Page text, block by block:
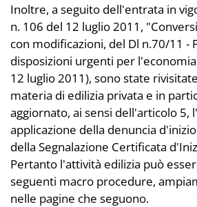
Inoltre, a seguito dell'entrata in
n. 106 del 12 luglio 2011,
con modificazioni, del Dl n.70/11 -
disposizioni urgenti per
12 luglio 2011), sono state
materia di edilizia privata e in
aggiornato, ai sensi dell'articolo 5,
applicazione della denuncia
della Segnalazione Certificata
Pertanto l'attività edilizia può
seguenti macro procedure,
nelle pagine che seguono.